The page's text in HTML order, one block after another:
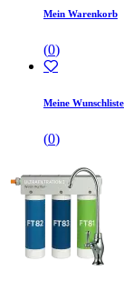
Mein Warenkorb
(0)
Meine Wunschliste
(0)